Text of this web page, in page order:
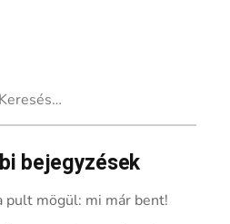
bejegyzések
pult mögül: mi már bent!